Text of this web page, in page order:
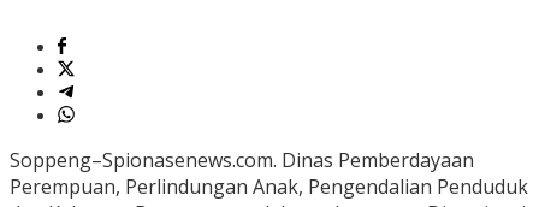
Soppeng–Spionasenews.com. Dinas Pemberdayaan
Perempuan, Perlindungan Anak, Pengendalian Penduduk